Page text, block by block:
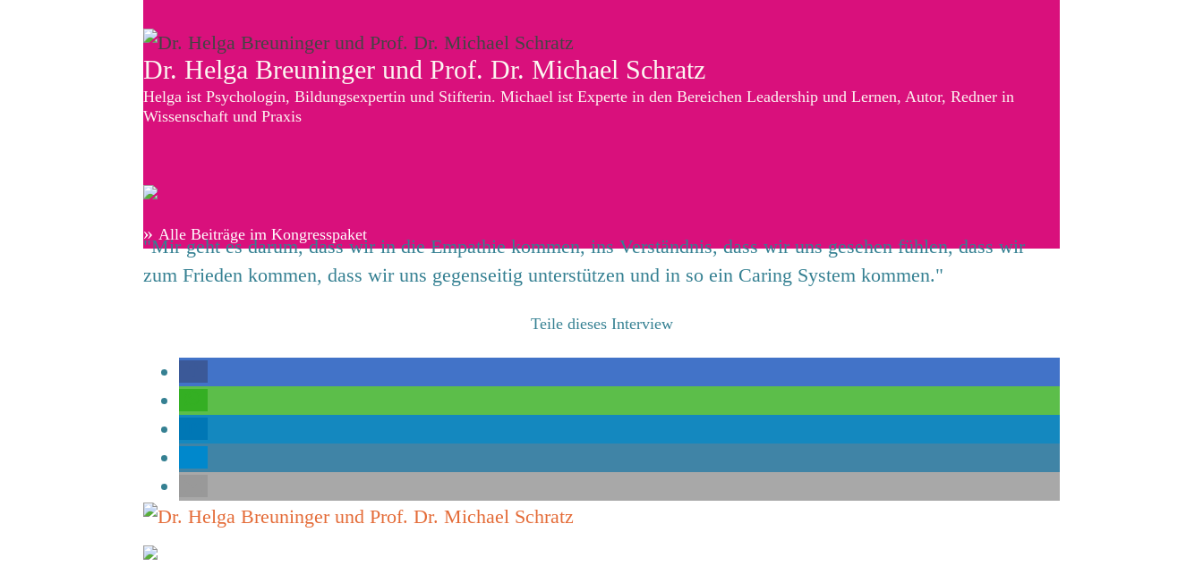
Dr. Helga Breuninger und Prof. Dr. Michael Schratz
Helga ist Psychologin, Bildungsexpertin und Stifterin. Michael ist Experte in den Bereichen Leadership und Lernen, Autor, Redner in
Wissenschaft und Praxis
» Alle Beiträge im Kongresspaket
"Mir geht es darum, dass wir in die Empathie kommen, ins Verständnis, dass wir uns gesehen fühlen, dass wir
zum Frieden kommen, dass wir uns gegenseitig unterstützen und in so ein Caring System kommen."
Teile dieses Interview